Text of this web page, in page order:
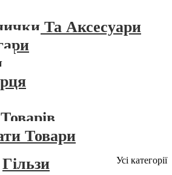
Та Аксесуари
Товари
Гільзи
Усі категорії